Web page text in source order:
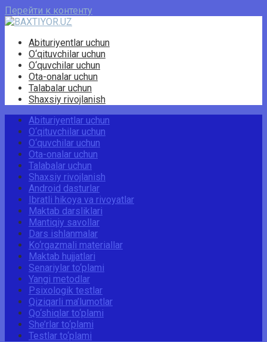
Перейти к контенту
Abituriyentlar uchun
O‘qituvchilar uchun
O‘quvchilar uchun
Ota-onalar uchun
Talabalar uchun
Shaxsiy rivojlanish
Abituriyentlar uchun
O‘qituvchilar uchun
O‘quvchilar uchun
Ota-onalar uchun
Talabalar uchun
Shaxsiy rivojlanish
Android dasturlar
Ibratli hikoya va rivoyatlar
Maktab darsliklari
Mantiqiy savollar
Dars ishlanmalar
Ko‘rgazmali materiallar
Maktab hujjatlari
Senariylar to‘plami
Yangi metodlar
Psixologik testlar
Qiziqarli ma’lumotlar
Qo‘shiqlar to‘plami
She’rlar to‘plami
Testlar to‘plami